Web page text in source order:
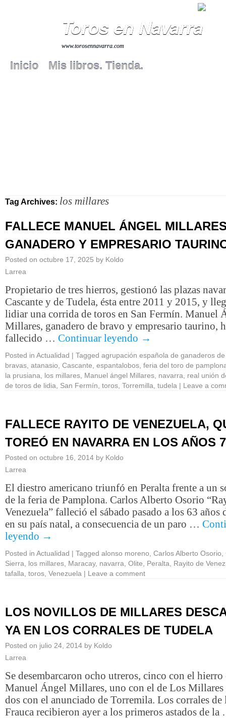
Toros en Navarra
www.torosennavarra.com
Inicio Mis libros. Tienda.
Tag Archives: los millares
FALLECE MANUEL ÁNGEL
GANADERO Y EMPRESARIO
Posted on octubre 17, 2025 by Koldo
Larrea
Propietario de tres hierros, gestionó las plazas
Cascante y de Tudela, ésta entre 2011 y 2015, y
lidiar una corrida de toros en San Fermín. Manuel
Millares, ganadero de bravo y empresario taurino,
fallecido … Continuar leyendo →
Posted in Actualidad | Tagged agrupación española de ganaderos
bravas atanasio Cascante espantalobos feria del toro de
la prusiana
los millares Manuel ángel Millares navarra
real unión
de toros de lidia
San Fermín toros Torremilla tudela | Leave a
FALLECE RAYITO DE VENEZUELA,
TOREÓ EN NAVARRA EN LOS AÑOS
Posted on octubre 16, 2014 by Koldo
Larrea
El diestro americano triunfó en Peralta frente a un
de la feria de Pamplona. Carlos Alberto Osorio
Venezuela” falleció el sábado pasado a los 63 años
en su país natal, a consecuencia de un paro …
leyendo →
Posted in Actualidad | Tagged alonso moreno Carlos Alberto Osorio
Sierra
los millares Maracay, navarra Olite Peralta
Rayito de
tafalla toros Venezuela | Leave a comment
LOS NOVILLOS DE MILLARES
YA EN LOS CORRALES DE TUDELA
Posted on julio 24, 2014 by Koldo
Larrea
Se desembarcaron ocho utreros, cinco con el hierro
Manuel Ángel Millares, uno con el de Los Millares
dos con el anunciado de Torremila. Los corrales de
Frauca recibieron ayer a los primeros astados de